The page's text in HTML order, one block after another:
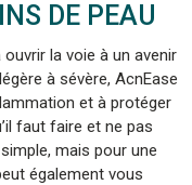
DE PEAU
la voie à un avenir
à sévère, AcnEase
et à protéger
faut faire et ne pas
mais pour une
également vous